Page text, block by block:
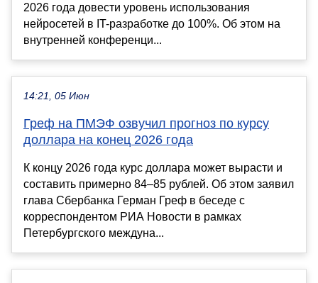
2026 года довести уровень использования
нейросетей в IT-разработке до 100%. Об этом на
внутренней конференци...
14:21, 05 Июн
Греф на ПМЭФ озвучил прогноз по курсу
доллара на конец 2026 года
К концу 2026 года курс доллара может вырасти и
составить примерно 84–85 рублей. Об этом заявил
глава Сбербанка Герман Греф в беседе с
корреспондентом РИА Новости в рамках
Петербургского междуна...